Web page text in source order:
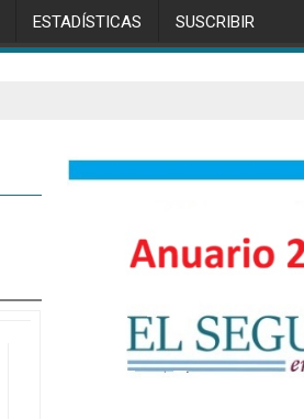
ESTADÍSTICAS SUSCRIBIR